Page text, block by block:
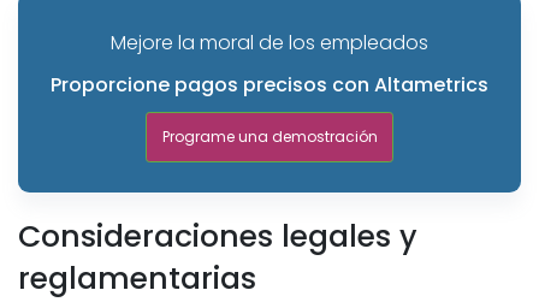
Mejore la moral de los empleados
Proporcione pagos precisos con Altametrics
Programe una demostración
Consideraciones legales y
reglamentarias